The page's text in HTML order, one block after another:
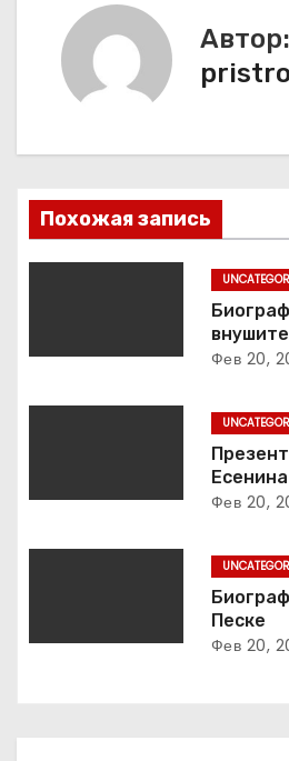
я
п
о
Автор:
Похожая запись
Фев 20,
Фев 20,
Песке
Фев 20,